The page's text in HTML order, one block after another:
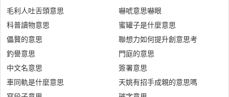
毛利人吐舌頭意思
科普讀物意思
儡贅的意思
釣譽意思
中文名意思
車同軌是什麼意思
嚇唬意思嚇眼
蜜罐子是什麼意思
聯想力如何提升創意思考
門庭的意思
簽署意思
天姚有招手成親的意思嗎